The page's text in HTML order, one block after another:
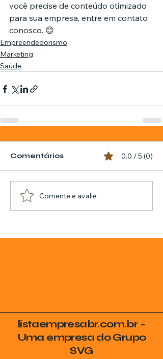
você precise de conteúdo otimizado
para sua empresa, entre em contato
conosco. 😊
Empreendedorismo
Marketing
Saúde
Comentários 0.0 / 5 (0)
Comente e avalie
listaempresabr.com.br -
Uma empresa do Grupo
SVG